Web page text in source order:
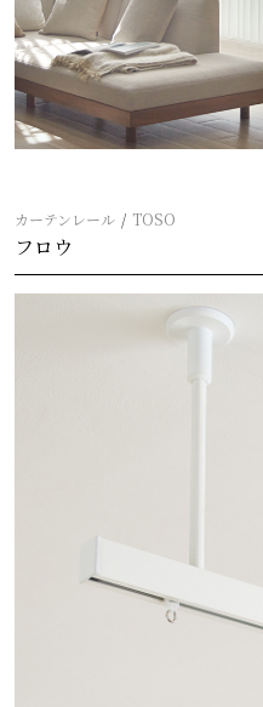
カーテンレール TOSO
フロウ